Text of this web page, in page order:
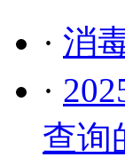
· 消
·
查询